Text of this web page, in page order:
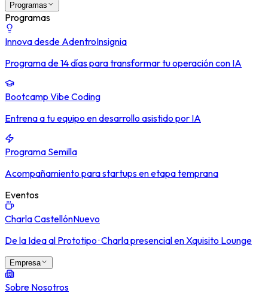
Programas
Programas
Innova desde AdentroInsignia
Programa de 14 días para transformar tu operación con IA
Bootcamp Vibe Coding
Entrena a tu equipo en desarrollo asistido por IA
Programa Semilla
Acompañamiento para startups en etapa temprana
Eventos
Charla CastellónNuevo
De la Idea al Prototipo · Charla presencial en Xquisito Lounge
Empresa
Sobre Nosotros